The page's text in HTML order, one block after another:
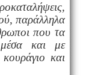
παράλληλα
που τα
και με
και